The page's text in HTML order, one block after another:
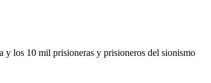
y los 10 mil prisioneras y prisioneros del sionismo